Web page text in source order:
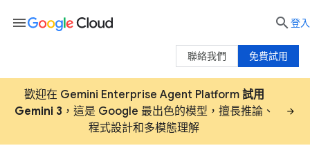
歡迎在 Gemini Enterprise Agent Platform 試用
Gemini 3 ，這是 Google 最出色的模型，擅長推論、
程式設計和多模態理解
menu  登入
免費試用
聯絡我們